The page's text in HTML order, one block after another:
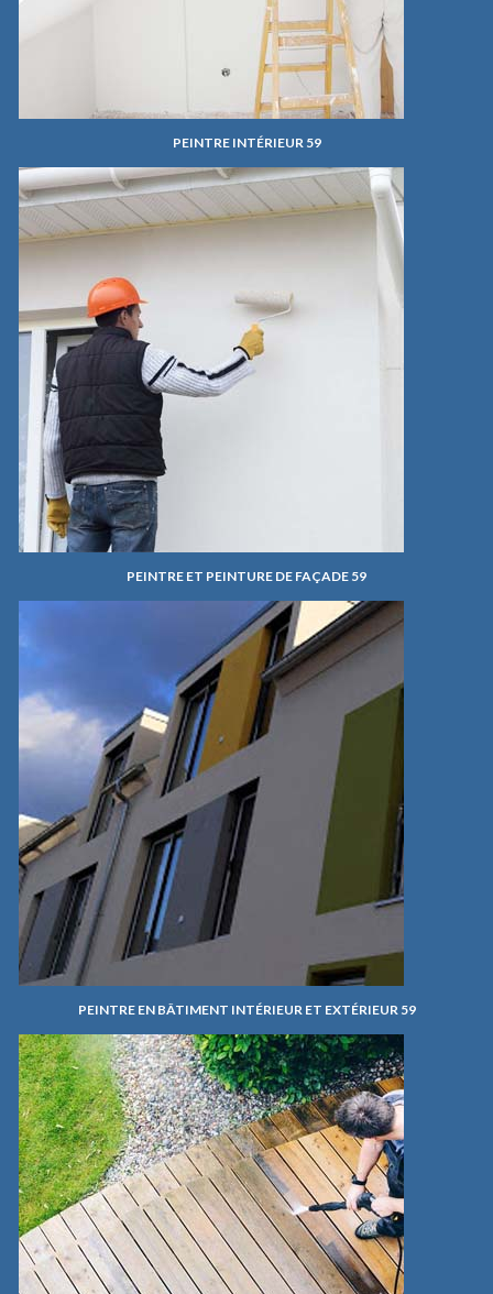
PEINTRE INTÉRIEUR 59
PEINTRE ET PEINTURE DE FAÇADE 59
PEINTRE EN BÂTIMENT INTÉRIEUR ET EXTÉRIEUR 59